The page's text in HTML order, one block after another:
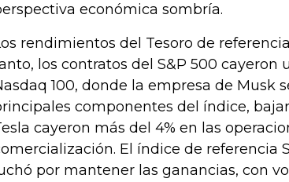
económica sombría.
rendimientos del Tesoro de
los contratos del S&P 500 cayeron
100, donde la empresa de Musk
componentes del índice,
cayeron más del 4% en las
El índice de referencia
por mantener las ganancias, con